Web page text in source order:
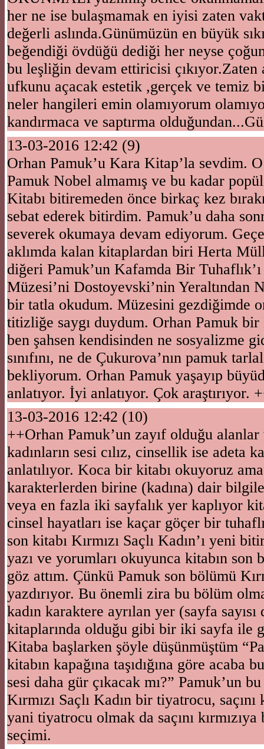
her ne ise bulaşmamak en iyisi zaten
değerli aslında.Günümüzün en büyük
beğendiği övdüğü dediği her neyse
bu leşliğin devam ettiricisi çıkıyor.Zaten
ufkunu açacak estetik ,gerçek ve temiz
neler hangileri emin olamıyorum
kandırmaca ve saptırma
13-03-2016 12:42 (9)
Orhan Pamuk’u Kara Kitap’la sevdim.
Pamuk Nobel almamış ve bu kadar
Kitabı bitiremeden önce birkaç kez
sebat ederek bitirdim. Pamuk’u daha
severek okumaya devam ediyorum.
aklımda kalan kitaplardan biri Herta
diğeri Pamuk’un Kafamda Bir
Müzesi’ni Dostoyevski’nin Yeraltından
bir tatla okudum. Müzesini gezdiğimde
titizliğe saygı duydum. Orhan Pamuk bir
ben şahsen kendisinden ne sosyalizme
sınıfını, ne de Çukurova’nın pamuk
bekliyorum. Orhan Pamuk yaşayıp
anlatıyor. İyi anlatıyor. Çok araştırıyor.
13-03-2016 12:42 (10)
++Orhan Pamuk’un zayıf olduğu
kadınların sesi cılız, cinsellik ise adeta
anlatılıyor. Koca bir kitabı okuyoruz
karakterlerden birine (kadına) dair
veya en fazla iki sayfalık yer kaplıyor
cinsel hayatları ise kaçar göçer bir
son kitabı Kırmızı Saçlı Kadın’ı yeni
yazı ve yorumları okuyunca kitabın son
göz attım. Çünkü Pamuk son bölümü
yazdırıyor. Bu önemli zira bu bölüm
kadın karaktere ayrılan yer (sayfa
kitaplarında olduğu gibi bir iki sayfa ile
Kitaba başlarken şöyle düşünmüştüm
kitabın kapağına taşıdığına göre acaba
sesi daha gür çıkacak mı?” Pamuk’un
Kırmızı Saçlı Kadın bir tiyatrocu, saçını
yani tiyatrocu olmak da saçını
seçimi.